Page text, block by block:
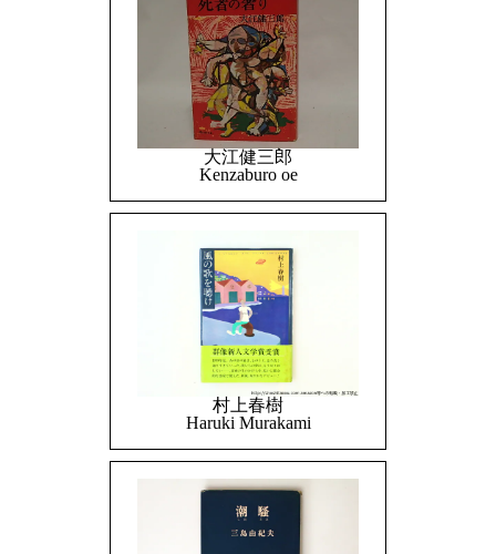
大江健三郎
Kenzaburo oe
村上春樹
Haruki Murakami